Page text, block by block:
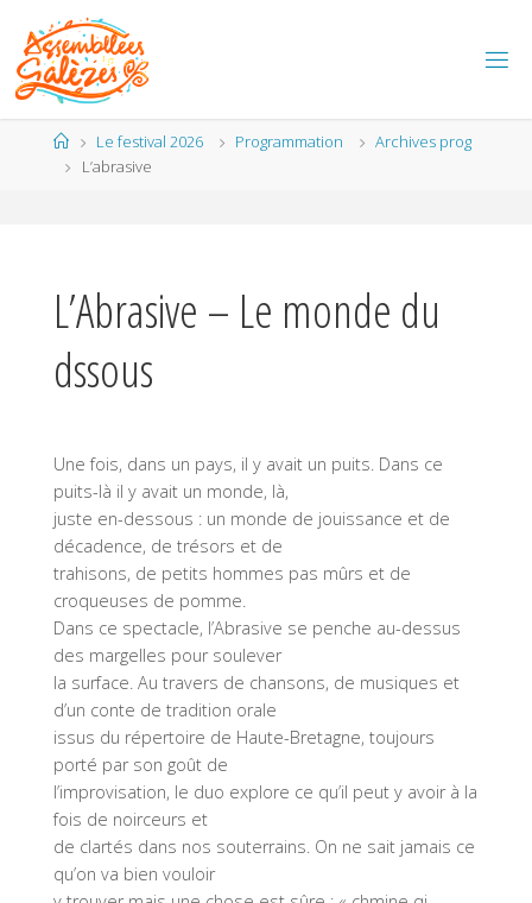
content
HomeLe festival 2026 Programmation
Archives prog
L’abrasive
L’Abrasive – Le monde du
dssous
Une fois, dans un pays, il y avait un puits. Dans ce
puits-là il y avait un monde, là,
juste en-dessous : un monde de jouissance et de
décadence, de trésors et de
trahisons, de petits hommes pas mûrs et de
croqueuses de pomme.
Dans ce spectacle, l’Abrasive se penche au-dessus
des margelles pour soulever
la surface. Au travers de chansons, de musiques et
d’un conte de tradition orale
issus du répertoire de Haute-Bretagne, toujours
porté par son goût de
l’improvisation, le duo explore ce qu’il peut y avoir à la
fois de noirceurs et
de clartés dans nos souterrains. On ne sait jamais ce
qu’on va bien vouloir